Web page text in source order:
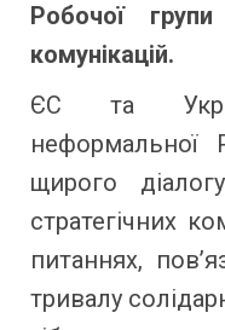
Робочої
комунікацій.
ЄС та
неформальної
щирого
стратегічних
питаннях,
тривалу